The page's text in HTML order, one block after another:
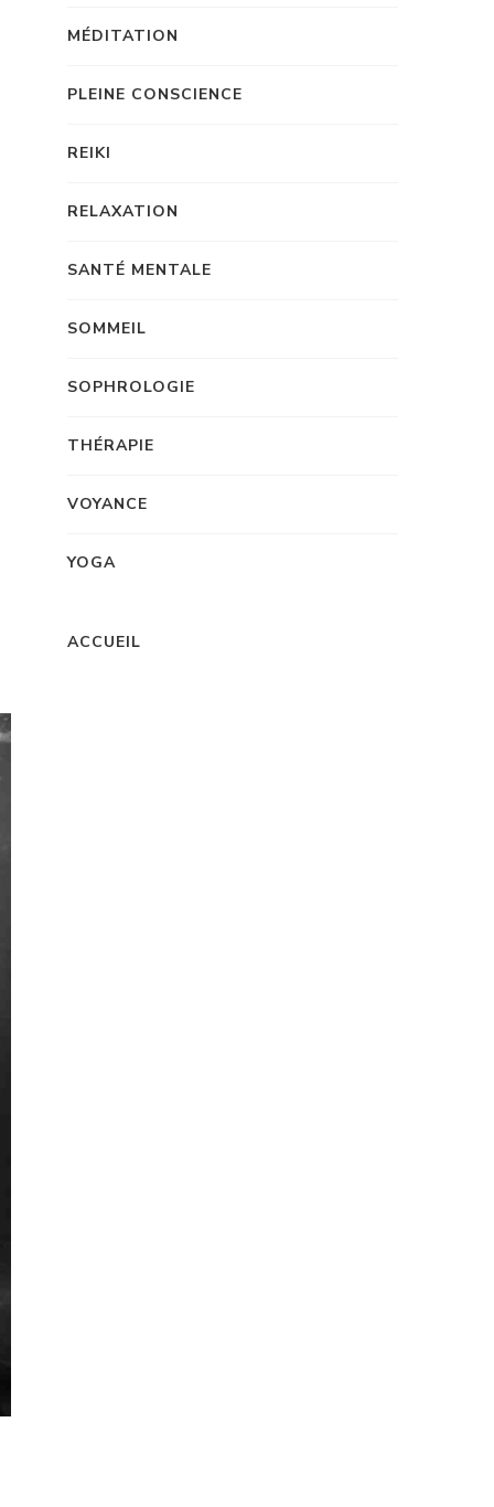
MÉDITATION
PLEINE CONSCIENCE
REIKI
RELAXATION
SANTÉ MENTALE
SOMMEIL
SOPHROLOGIE
THÉRAPIE
VOYANCE
YOGA
ACCUEIL